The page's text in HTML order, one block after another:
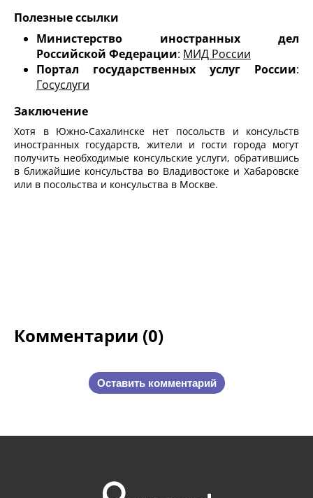
Полезные ссылки
Министерство иностранных дел
Российской Федерации: МИД России
Портал государственных услуг России:
Госуслуги
Заключение
Хотя в Южно-Сахалинске нет посольств и консульств
иностранных государств, жители и гости города могут
получить необходимые консульские услуги, обратившись
в ближайшие консульства во Владивостоке и Хабаровске
или в посольства и консульства в Москве.
Комментарии (0)
Оставить комментарий